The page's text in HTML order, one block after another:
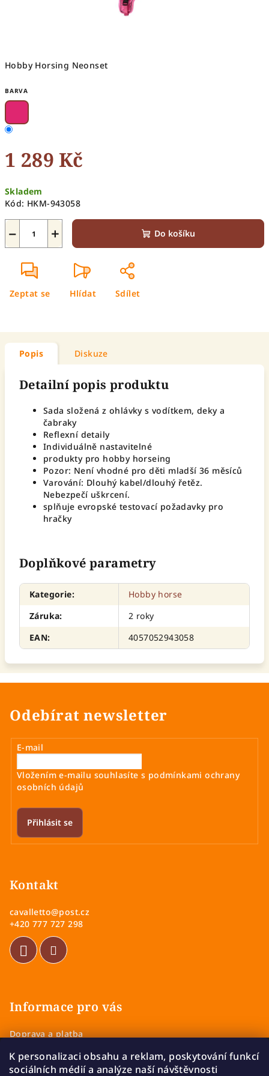
K personalizaci obsahu a reklam, poskytování funkcí
sociálních médií a analýze naší návštěvnosti
Hobby Horsing Neonset
BARVA
1 289 Kč
cena:
Skladem
Kód: HKM-943058
+
− Do košíku
Zeptat se Hlídat Sdílet
Popis Diskuze
Detailní popis produktu
Sada složená z ohlávky s vodítkem, deky a
čabraky
Reflexní detaily
Individuálně nastavitelné
produkty pro hobby horseing
Pozor: Není vhodné pro děti mladší 36 měsíců
Varování: Dlouhý kabel/dlouhý řetěz.
Nebezpečí uškrcení.
splňuje evropské testovací požadavky pro
hračky
Doplňkové parametry
Kategorie:
Hobby horse
Záruka:
2 roky
EAN: 4057052943058
Odebírat newsletter
E-mail
Vložením e-mailu souhlasíte s podmínkami ochrany
osobních údajů
Přihlásit se
Kontakt
cavalletto@post.cz
+420 777 727 298
Informace pro vás
Doprava a platba
Zásady ochrany osobních údajů